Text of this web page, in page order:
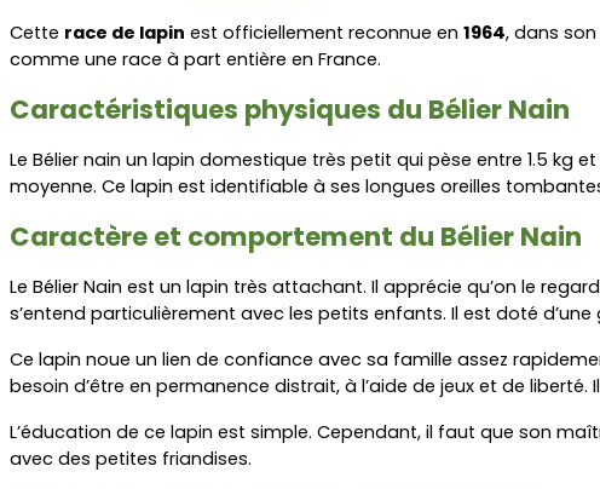
Cette race de lapin est officiellement reconnue en 1964, dans son
comme une race à part entière en France.
Caractéristiques physiques du Bélier Nain
Le Bélier nain un lapin domestique très petit qui pèse entre 1.5 kg
moyenne. Ce lapin est identifiable à ses longues oreilles
Caractère et comportement du Bélier Nain
Le Bélier Nain est un lapin très attachant. Il apprécie qu’on le
s’entend particulièrement avec les petits enfants. Il est doté
Ce lapin noue un lien de confiance avec sa famille assez
besoin d’être en permanence distrait, à l’aide de jeux et de
L’éducation de ce lapin est simple. Cependant, il faut que son
avec des petites friandises.